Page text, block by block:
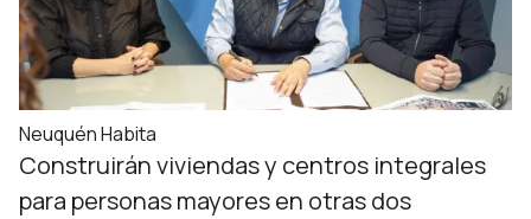
Neuquén Habita
Construirán viviendas y centros integrales
para personas mayores en otras dos